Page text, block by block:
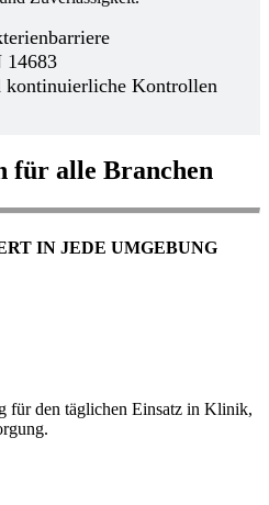
14683
Kontrollen
für alle Branchen
IN JEDE UMGEBUNG
für den täglichen Einsatz in Klinik,